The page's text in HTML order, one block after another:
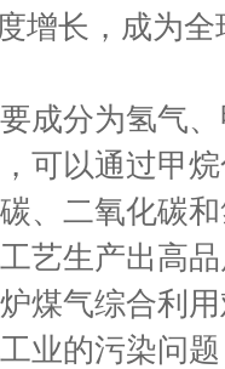
增长，成为
分为氢气、
可以通过甲
、二氧化碳
艺生产出高
煤气综合利
业的污染问